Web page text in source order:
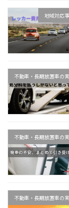
地域対応
不動車・長期放置車の
不動車・長期放置車の
不動車・長期放置車の